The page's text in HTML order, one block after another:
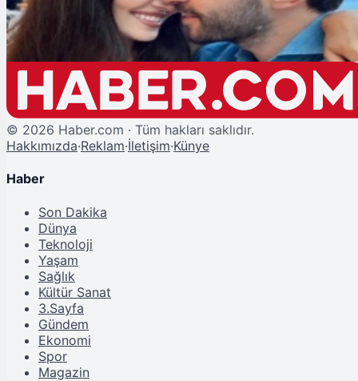
Hande Erçel, Hakan Sabancı’yla 2. Yıldönümlerini ‘Dans’ Videosuyla
© 2026 Haber.com · Tüm hakları saklıdır.
Hakkımızda·Reklam·İletişim·Künye
Haber
Son Dakika
Dünya
Teknoloji
Yaşam
Sağlık
Kültür Sanat
3.Sayfa
Gündem
Ekonomi
Spor
Magazin